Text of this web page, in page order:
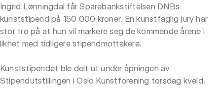
Ingrid Lønningdal får Sparebankstiftelsen DNBs
kunststipend på 150 000 kroner. En kunstfaglig jury har
stor tro på at hun vil markere seg de kommende årene i
likhet med tidligere stipendmottakere.
Kunststipendet ble delt ut under åpningen av
Stipendutstillingen i Oslo Kunstforening torsdag kveld.